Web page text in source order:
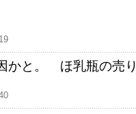
かと。 ほ乳瓶の売